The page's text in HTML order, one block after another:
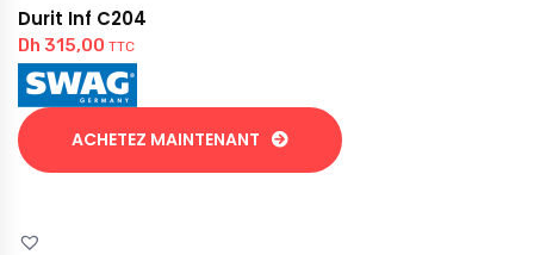
Durit Inf C204
Dh 315,00 TTC
ACHETEZ MAINTENANT